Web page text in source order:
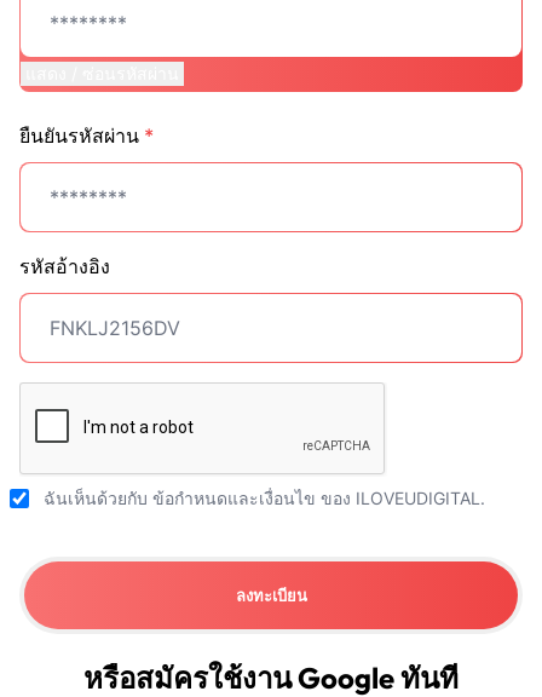
ยืนยันรหัสผ่าน *
รหัสอ้างอิง
ฉันเห็นด้วยกับ ข้อกำหนดและเงื่อนไข ของ ILOVEUDIGITAL.
ลงทะเบียน
หรือสมัครใช้งาน Google ทันที